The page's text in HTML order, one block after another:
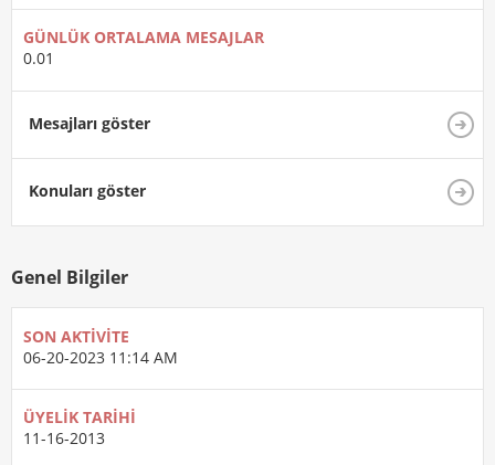
GÜNLÜK ORTALAMA MESAJLAR
0.01
Mesajları göster
Konuları göster
Genel Bilgiler
SON AKTIVITE
06-20-2023 11:14 AM
ÜYELIK TARIHI
11-16-2013